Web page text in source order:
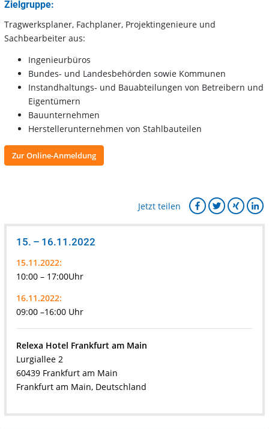
Zielgruppe:
Tragwerksplaner, Fachplaner, Projektingenieure und
Sachbearbeiter aus:
Ingenieurbüros
Bundes- und Landesbehörden sowie Kommunen
Instandhaltungs- und Bauabteilungen von Betreibern und
Eigentümern
Bauunternehmen
Herstellerunternehmen von Stahlbauteilen
Zur Online-Anmeldung
Jetzt teilen
15. – 16.11.2022
15.11.2022:
10:00 – 17:00Uhr
16.11.2022:
09:00 –16:00 Uhr
Relexa Hotel Frankfurt am Main
Lurgiallee 2
60439 Frankfurt am Main
Frankfurt am Main, Deutschland